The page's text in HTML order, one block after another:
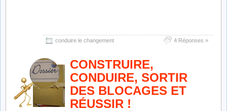
conduire le changement 4 Réponses »
CONSTRUIRE,
CONDUIRE, SORTIR
DES BLOCAGES ET
RÉUSSIR !